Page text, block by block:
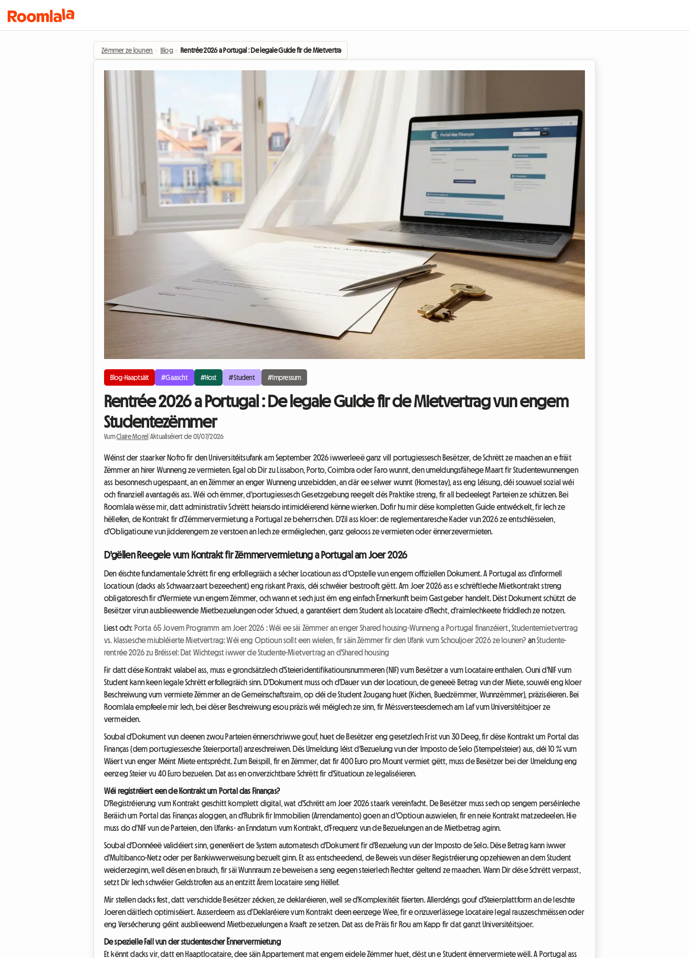
Zëmmer ze lounen › Blog › Rentrée 2026 a Portugal : De legale Guide fir de Mietvertrag vun engem Studentezëmmer
Blog-Haaptsäit #Gaascht #Host #Student #Impressum
Rentrée 2026 a Portugal : De legale Guide fir de Mietvertrag vun engem
Studentezëmmer
VumClaire Morel Aktualiséiert de 01/07/2026
Wéinst der staarker Nofro fir den Universitéitsufank am September 2026 iwwerleeë ganz vill portugiessesch Besëtzer, de Schrëtt ze maachen an e fräit
Zëmmer an hirer Wunneng ze vermieten. Egal ob Dir zu Lissabon, Porto, Coimbra oder Faro wunnt, den umeldungsfähege Maart fir Studentewunnengen
ass besonnesch ugespaant, an en Zëmmer an enger Wunneng unzebidden, an där ee selwer wunnt (Homestay), ass eng Léisung, déi souwuel sozial wéi
och finanziell avantagéis ass. Wéi och ëmmer, d'portugiessesch Gesetzgebung reegelt dës Praktike streng, fir all bedeelegt Parteien ze schützen. Bei
Roomlala wësse mir, datt administratiiv Schrëtt heiansdo intimidéierend kënne wierken. Dofir hu mir dëse kompletten Guide entwéckelt, fir Iech ze
hëllefen, de Kontrakt fir d'Zëmmervermietung a Portugal ze beherrschen. D'Zil ass kloer: de reglementaresche Kader vun 2026 ze entschlësselen,
d'Obligatioune vun jidderengem ze verstoen an Iech ze erméiglechen, ganz gelooss ze vermieten oder ënnerzevermieten.
D'gëllen Reegele vum Kontrakt fir Zëmmervermietung a Portugal am Joer 2026
Den éischte fundamentale Schrëtt fir eng erfollegräich a sécher Locatioun ass d'Opstelle vun engem offiziellen Dokument. A Portugal ass d'informell
Locatioun (dacks als Schwaarzaart bezeechent) eng riskant Praxis, déi schwéier bestrooft gëtt. Am Joer 2026 ass e schrëftleche Mietkontrakt streng
obligatoresch fir d'Vermiete vun engem Zëmmer, och wann et sech just ëm eng einfach Ënnerkunft beim Gastgeber handelt. Dëst Dokument schützt de
Besëtzer virun ausblieewende Mietbezuelungen oder Schued, a garantéiert dem Student als Locataire d'Recht, d'raimlechkeete friddlech ze notzen.
Liest och: Porta 65 Jovem Programm am Joer 2026 : Wéi ee säi Zëmmer an enger Shared housing-Wunneng a Portugal finanzéiert Studentemietvertrag
vs. klassesche miubléierte Mietvertrag: Wéi eng Optioun sollt een wielen, fir säin Zëmmer fir den Ufank vum Schouljoer 2026 ze lounen? anStudente-
rentrée 2026 zu Bréissel: Dat Wichtegst iwwer de Studente-Mietvertrag an d'Shared housing
Fir datt dëse Kontrakt valabel ass, muss e grondsätzlech d'Steieridentifikatiounsnummeren (NIF) vum Besëtzer a vum Locataire enthalen. Ouni d'NIF vum
Student kann keen legale Schrëtt erfollegräich sinn. D'Dokument muss och d'Dauer vun der Locatioun, de geneeë Betrag vun der Miete, souwéi eng kloer
Beschreiwung vum vermiete Zëmmer an de Gemeinschaftsraim, op déi de Student Zougang huet (Kichen, Buedzëmmer, Wunnzëmmer), präziséieren. Bei
Roomlala empfeele mir Iech, bei dëser Beschreiwung esou präzis wéi méiglech ze sinn, fir Mëssversteesdemech am Laf vum Universitéitsjoer ze
vermeiden.
Soubal d'Dokument vun deenen zwou Parteien ënnerschriwwe gouf, huet de Besëtzer eng gesetzlech Frist vun 30 Deeg, fir dëse Kontrakt um Portal das
Finanças (dem portugiessesche Steierportal) anzeschreiwen. Dës Umeldung léist d'Bezuelung vun der Imposto de Selo (Stempelsteier) aus, déi 10 % vum
Wäert vun enger Méint Miete entsprécht. Zum Beispill, fir en Zëmmer, dat fir 400 Euro pro Mount vermiet gëtt, muss de Besëtzer bei der Umeldung eng
eenzeg Steier vu 40 Euro bezuelen. Dat ass en onverzichtbare Schrëtt fir d'Situatioun ze legaliséieren.
Wéi registréiert een de Kontrakt um Portal das Finanças?
D'Registréierung vum Kontrakt geschitt komplett digital, wat d'Schrëtt am Joer 2026 staark vereinfacht. De Besëtzer muss sech op sengem perséinleche
Beräich um Portal das Finanças aloggen, an d'Rubrik fir Immobilien (Arrendamento) goen an d'Optioun auswielen, fir en neie Kontrakt matzedeelen. Hie
muss do d'NIF vun de Parteien, den Ufanks- an Enndatum vum Kontrakt, d'Frequenz vun de Bezuelungen an de Mietbetrag aginn.
Soubal d'Donnéeë validéiert sinn, generéiert de System automatesch d'Dokument fir d'Bezuelung vun der Imposto de Selo. Dëse Betrag kann iwwer
d'Multibanco-Netz oder per Bankiwwerweisung bezuelt ginn. Et ass entscheedend, de Beweis vun dëser Registréierung opzehiewen an dem Student
weiderzeginn, well dësen en brauch, fir säi Wunnraum ze beweisen a seng eegen steierlech Rechter geltend ze maachen. Wann Dir dëse Schrëtt verpasst,
setzt Dir Iech schwéier Geldstrofen aus an entzitt Ärem Locataire seng Hëllef.
Mir stellen dacks fest, datt verschidde Besëtzer zécken, ze deklaréieren, well se d'Komplexitéit fäerten. Allerdéngs gouf d'Steierplattform an de leschte
Joeren däitlech optimiséiert. Ausserdeem ass d'Deklaréiere vum Kontrakt deen eenzege Wee, fir e onzuverlässege Locataire legal rauszeschmëissen oder
eng Versécherung géint ausblieewend Mietbezuelungen a Kraaft ze setzen. Dat ass de Präis fir Rou am Kapp fir dat ganzt Universitéitsjoer.
De spezielle Fall vun der studentescher Ënnervermietung
Et kënnt dacks vir, datt en Haaptlocataire, dee säin Appartement mat engem eidele Zëmmer huet, dëst un e Student ënnervermiete wëll. A Portugal ass